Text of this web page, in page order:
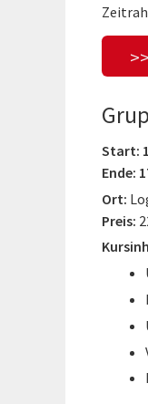
Start:
Ende:
Ort:
Preis: